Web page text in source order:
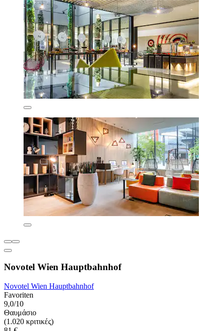
Novotel Wien Hauptbahnhof
Novotel Wien Hauptbahnhof
Favoriten
9,0/10
Θαυμάσιο
(1.020 κριτικές)